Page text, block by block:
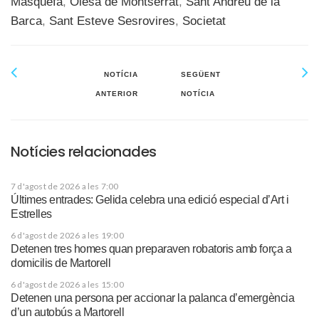
Barca, Sant Esteve Sesrovires, Societat
NOTÍCIA
ANTERIOR
SEGÜENT
NOTÍCIA
Notícies relacionades
7 d'agost de 2026 a les 7:00
Últimes entrades: Gelida celebra una edició especial d’Art i
Estrelles
6 d'agost de 2026 a les 19:00
Detenen tres homes quan preparaven robatoris amb força a
domicilis de Martorell
6 d'agost de 2026 a les 15:00
Detenen una persona per accionar la palanca d’emergència
d’un autobús a Martorell